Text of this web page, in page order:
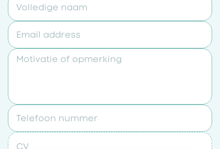
Volledige naam
Email address
Motivatie of opmerking
Telefoon nummer
CV